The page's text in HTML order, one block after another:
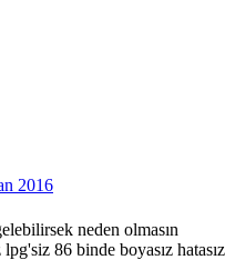
2016
neden olmasın
lpg'siz 86 binde boyasız